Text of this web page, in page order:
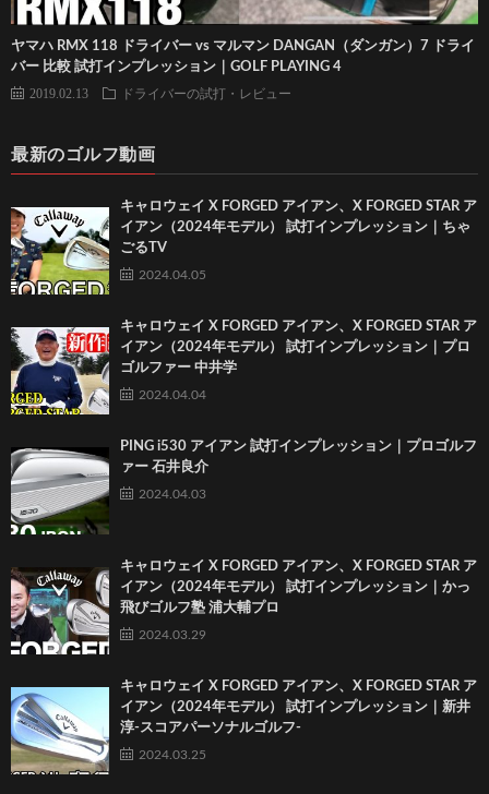
ヤマハ RMX 118 ドライバー vs マルマン DANGAN（ダンガン）7 ドライ
バー 比較 試打インプレッション｜GOLF PLAYING 4
2019.02.13 ドライバーの試打・レビュー
最新のゴルフ動画
キャロウェイ X FORGED アイアン、X FORGED STAR ア
イアン（2024年モデル） 試打インプレッション｜ちゃ
ごるTV
2024.04.05
キャロウェイ X FORGED アイアン、X FORGED STAR ア
イアン（2024年モデル） 試打インプレッション｜プロ
ゴルファー 中井学
2024.04.04
PING i530 アイアン 試打インプレッション｜プロゴルフ
ァー 石井良介
2024.04.03
キャロウェイ X FORGED アイアン、X FORGED STAR ア
イアン（2024年モデル） 試打インプレッション｜かっ
飛びゴルフ塾 浦大輔プロ
2024.03.29
キャロウェイ X FORGED アイアン、X FORGED STAR ア
イアン（2024年モデル） 試打インプレッション｜新井
淳-スコアパーソナルゴルフ-
2024.03.25